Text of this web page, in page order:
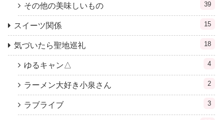
その他の美味しいもの 39
スイーツ関係 15
気づいたら聖地巡礼 18
ゆるキャン△ 4
ラーメン大好き小泉さん 2
ラブライブ 3